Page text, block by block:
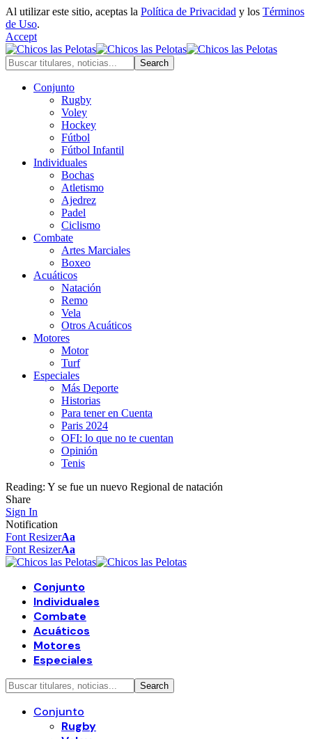
Al utilizar este sitio, aceptas la Política de Privacidad y los Términos
de Uso.
Accept
Conjunto
Rugby
Voley
Hockey
Fútbol
Fútbol Infantil
Individuales
Bochas
Atletismo
Ajedrez
Padel
Ciclismo
Combate
Artes Marciales
Boxeo
Acuáticos
Natación
Remo
Vela
Otros Acuáticos
Motores
Motor
Turf
Especiales
Más Deporte
Historias
Para tener en Cuenta
Paris 2024
OFI: lo que no te cuentan
Opinión
Tenis
Reading: Y se fue un nuevo Regional de natación
Share
Sign In
Notification
Font ResizerAa
Font ResizerAa
Conjunto
Individuales
Combate
Acuáticos
Motores
Especiales
Conjunto
Rugby